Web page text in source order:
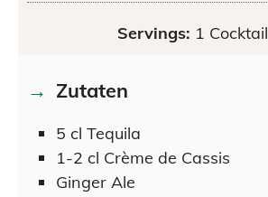
Servings: 1 Cocktail
Zutaten
5 cl Tequila
1-2 cl Crème de Cassis
Ginger Ale